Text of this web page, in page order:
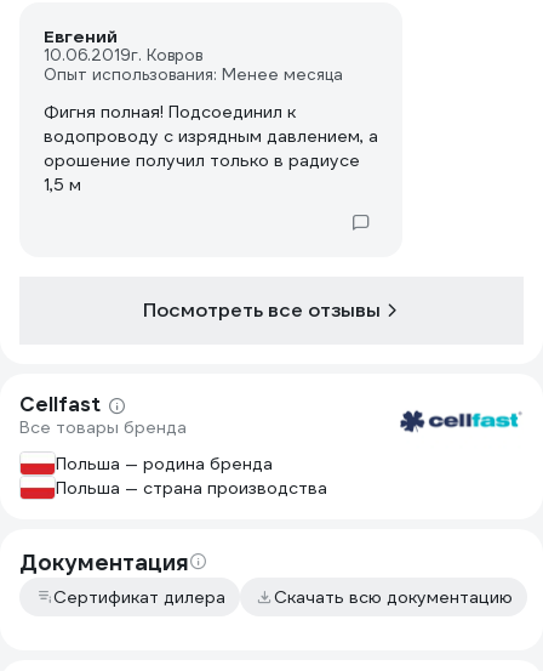
Евгений
10.06.2019г. Ковров
Опыт использования: Менее месяца
Фигня полная! Подсоединил к
водопроводу с изрядным давлением, а
орошение получил только в радиусе
1,5 м
Посмотреть все отзывы
Cellfast
Все товары бренда
Польша — родина бренда
Польша — страна производства
Документация
Сертификат дилера Скачать всю документацию